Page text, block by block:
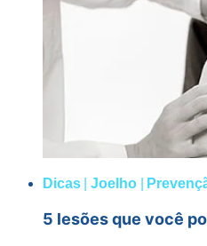
LESÃO
Dicas|Joelho|
5 lesões que você